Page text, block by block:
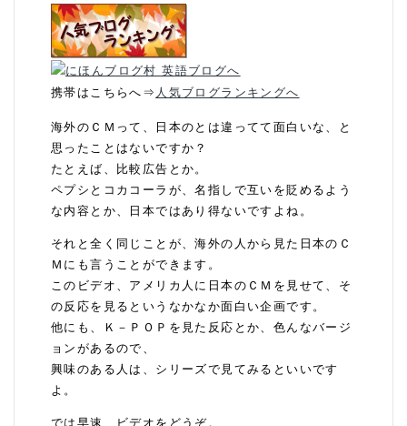
携帯はこちらへ⇒ 人気ブログランキングへ
海外のＣＭって、日本のとは違ってて面白いな、と
思ったことはないですか？
たとえば、比較広告とか。
ペプシとコカコーラが、名指しで互いを貶めるよう
な内容とか、日本ではあり得ないですよね。
それと全く同じことが、海外の人から見た日本のＣ
Ｍにも言うことができます。
このビデオ、アメリカ人に日本のＣＭを見せて、そ
の反応を見るというなかなか面白い企画です。
他にも、Ｋ－ＰＯＰを見た反応とか、色んなバージ
ョンがあるので、
興味のある人は、シリーズで見てみるといいです
よ。
では早速、ビデオをどうぞ。